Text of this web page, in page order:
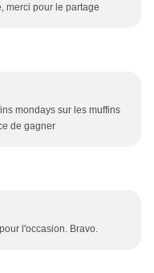
merci pour le partage
mondays sur les muffins
de gagner
l'occasion. Bravo.